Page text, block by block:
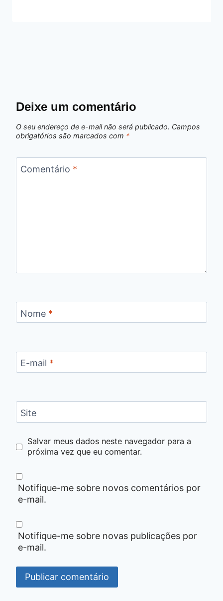
Deixe um comentário
O seu endereço de e-mail não será publicado. Campos
obrigatórios são marcados com *
Comentário *
Nome *
E-mail *
Site
Salvar meus dados neste navegador para a
próxima vez que eu comentar.
Notifique-me sobre novos comentários por
e-mail.
Notifique-me sobre novas publicações por
e-mail.